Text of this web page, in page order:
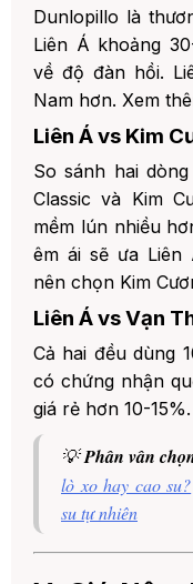
Dunlopillo là
Liên Á khoảng
về độ đàn hồi.
Nam hơn. Xem
Liên Á vs Kim
So sánh hai
Classic và Kim
mềm lún nhiều
êm ái sẽ ưa Liên
nên chọn Kim
Liên Á vs Vạn
Cả hai đều dùng
có chứng nhận
giá rẻ hơn 10-15%.
💡Phân vân
lò xo hay cao su?
su tự nhiên